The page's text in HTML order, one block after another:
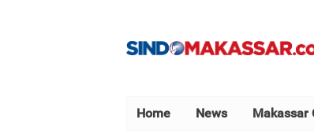
Home News Makassar